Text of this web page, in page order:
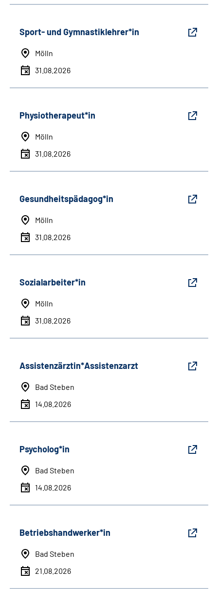
Sport- und Gymnastiklehrer*in
Mölln
31.08.2026
Physiotherapeut*in
Mölln
31.08.2026
Gesundheitspädagog*in
Mölln
31.08.2026
Sozialarbeiter*in
Mölln
31.08.2026
Assistenzärztin*Assistenzarzt
Bad Steben
14.08.2026
Psycholog*in
Bad Steben
14.08.2026
Betriebshandwerker*in
Bad Steben
21.08.2026